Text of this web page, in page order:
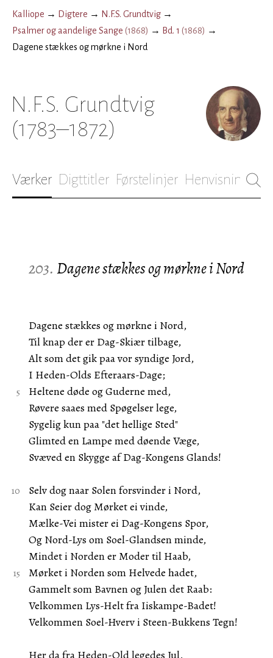
Kalliope → Digtere → N.F.S. Grundtvig →
Psalmer og aandelige Sange (1868) → Bd. 1 (1868) →
Dagene stækkes og mørkne i Nord
N.F.S. Grundtvig
(1783–1872)
Værker Digttitler Førstelinjer Henvisninger
203. Dagene stækkes og mørkne i Nord
Dagene stækkes og mørkne i Nord,
Til knap der er Dag-Skiær tilbage,
Alt som det gik paa vor syndige Jord,
I Heden-Olds Efteraars-Dage;
Heltene døde og Guderne med,
Røvere saaes med Spøgelser lege,
Sygelig kun paa "det hellige Sted"
Glimted en Lampe med døende Væge,
Svæved en Skygge af Dag-Kongens Glands!
Selv dog naar Solen forsvinder i Nord,
Kan Seier dog Mørket ei vinde,
Mælke-Vei mister ei Dag-Kongens Spor,
Og Nord-Lys om Soel-Glandsen minde,
Mindet i Norden er Moder til Haab,
Mørket i Norden som Helvede hadet,
Gammelt som Bavnen og Julen det Raab:
Velkommen Lys-Helt fra Iiskampe-Badet!
Velkommen Soel-Hverv i Steen-Bukkens Tegn!
Her da fra Heden-Old legedes Jul,